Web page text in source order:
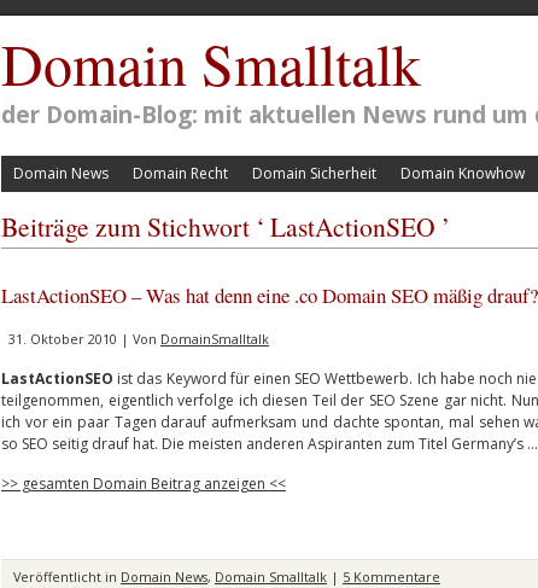
Domain Smalltalk
der Domain-Blog: mit aktuellen News rund um
Domain News Domain Recht Domain Sicherheit Domain Knowhow
Beiträge zum Stichwort ‘ LastActionSEO ’
LastActionSEO – Was hat denn eine .co Domain SEO mäßig drauf?
31. Oktober 2010 | Von DomainSmalltalk
LastActionSEO ist das Keyword für einen SEO Wettbewerb. Ich habe noch
teilgenommen, eigentlich verfolge ich diesen Teil der SEO Szene gar nicht.
ich vor ein paar Tagen darauf aufmerksam und dachte spontan, mal sehen
so SEO seitig drauf hat. Die meisten anderen Aspiranten zum Titel Germany’s …
>> gesamten Domain Beitrag anzeigen <<
Veröffentlicht in Domain News, Domain Smalltalk | 5 Kommentare